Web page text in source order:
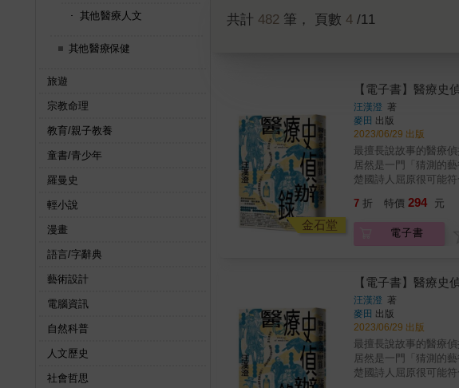
其他醫療人文
其他醫療保健
旅遊
宗教命理
教育/親子教養
童書/青少年
羅曼史
輕小說
漫畫
語言/字辭典
藝術設計
電腦資訊
自然科普
人文歷史
社會哲思
共計 482 筆， 頁數 4 /11
金石堂
【電子書】醫療
汪漢澄 著
麥田 出版
2023/06/29 出版
最擅長說故事的醫療偵探
居然是一門「猜測的藝術」 演進
楚國詩人屈原很可能符合
深深困擾曹操的很可能是偏頭痛。 ◆砒霜居然是東西方的王者之毒！ 不只中國古人愛用砒霜下
盪，瘟疫頻傳，傳播途徑充足，這是很有可能發生的
經過反覆的實驗驗證
身體出了什麼問題，該怎麼治療。 汪漢澄醫師以幽默風趣的文筆佐以詳實的歷史查證，從中西方
變&mdash;&mdash;
起，以個別古代人物
醫學觀念或醫學行為的古今比較及變化，是概念的澄清
說或傳說中的主角，
科學的不思議的醫療史！ ＝精彩摘錄＝ 巫術與醫術有著剪不斷，理還亂的關係&hellip;&hellip; 古代中國醫學從《黃帝內經》開始，
（巫術）列為正規的
7 折 特價 294 元
電子書
【電子書】醫療史
汪漢澄 著
麥田 出版
2023/06/29 出版
最擅長說故事的醫療偵探
居然是一門「猜測的藝術」 演進
楚國詩人屈原很可能符合